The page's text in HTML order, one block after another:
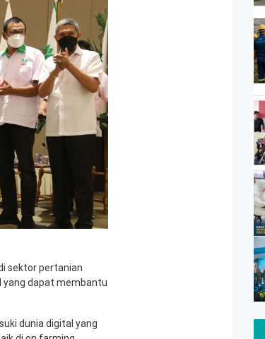
sektor pertanian
yang dapat membantu
dunia digital yang